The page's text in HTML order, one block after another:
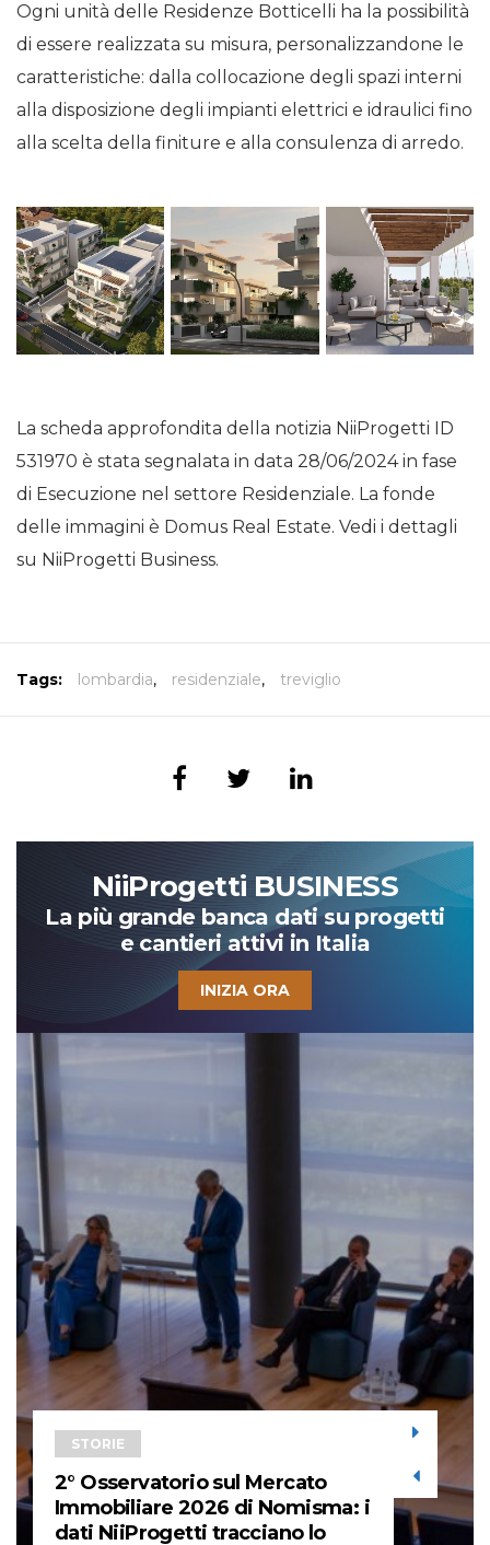
Ogni unità delle Residenze Botticelli ha la possibilità
di essere realizzata su misura, personalizzandone le
caratteristiche: dalla collocazione degli spazi interni
alla disposizione degli impianti elettrici e idraulici fino
alla scelta della finiture e alla consulenza di arredo.
La scheda approfondita della notizia NiiProgetti ID
531970 è stata segnalata in data 28/06/2024 in fase
di Esecuzione nel settore Residenziale. La fonde
delle immagini è Domus Real Estate. Vedi i dettagli
su NiiProgetti Business.
Tags: lombardia, residenziale, treviglio
NiiProgetti BUSINESS
La più grande banca dati su progetti
e cantieri attivi in Italia
INIZIA ORA
STORIE
2° Osservatorio sul Mercato
Immobiliare 2026 di Nomisma: i
dati NiiProgetti tracciano lo